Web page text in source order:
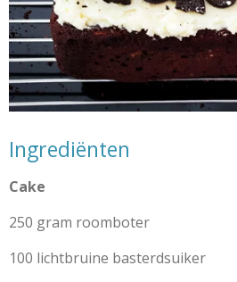
Ingrediënten
Cake
250 gram roomboter
100 lichtbruine basterdsuiker